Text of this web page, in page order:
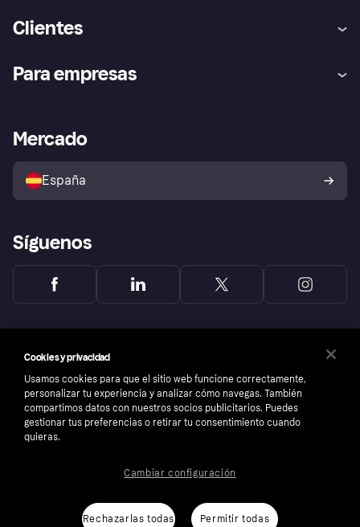
Clientes
Inicio de sesión
Directorio de tiendas
Política de protección al
comprador de Klarna
Reclamaciones
Para empresas
Acceso empresas
Mercado
España
Síguenos
Número de empresa: 556737-0431
Cookies y privacidad
Usamos cookies para que el sitio web funcione correctamente,
personalizar tu experiencia y analizar cómo navegas. También
compartimos datos con nuestros socios publicitarios. Puedes
gestionar tus preferencias o retirar tu consentimiento cuando
quieras.
Rechazarlas todas Permitir todas
Cambiar configuración